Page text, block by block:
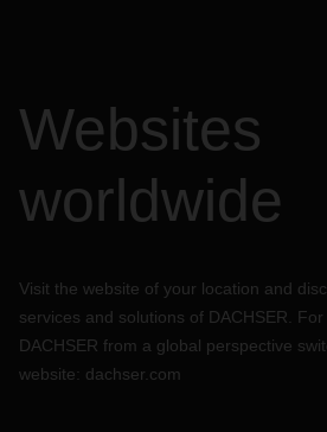
Websites
worldwide
Visit the website of your location and
services and solutions of DACHSER.
DACHSER from a global perspective
website: dachser.com